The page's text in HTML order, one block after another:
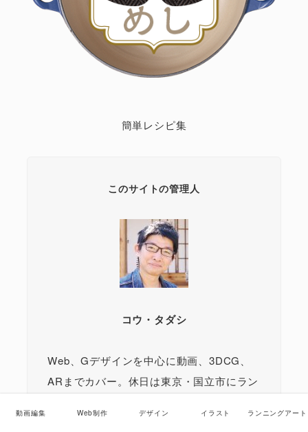
簡単レシピ集
このサイトの管理人
コウ・タダシ
Web、Gデザインを中心に動画、3DCG、
ARまでカバー。休日は東京・国立市にラン
動画編集 Web制作 デザイン イラスト ランニングアート